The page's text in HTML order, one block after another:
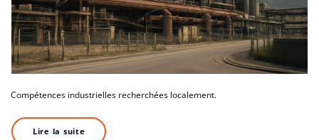
Compétences industrielles recherchées localement.
Lire la suite